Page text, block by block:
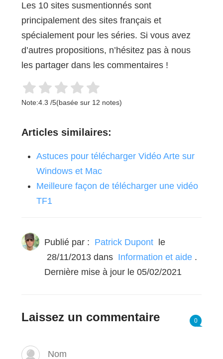
Les 10 sites susmentionnés sont
principalement des sites français et
spécialement pour les séries. Si vous avez
d’autres propositions, n’hésitez pas à nous
les partager dans les commentaires !
Note:4.3 /5(basée sur 12 notes)
Articles similaires:
Astuces pour télécharger Vidéo Arte sur
Windows et Mac
Meilleure façon de télécharger une vidéo
TF1
Publié par : Patrick Dupont
le
28/11/2013dans Information et aide .
Dernière mise à jour le 05/02/2021
Laissez un commentaire 0